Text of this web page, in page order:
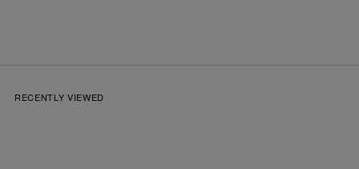
RECENTLY VIEWED